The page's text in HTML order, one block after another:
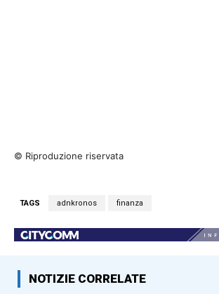
© Riproduzione riservata
TAGS adnkronos finanza
NOTIZIE CORRELATE